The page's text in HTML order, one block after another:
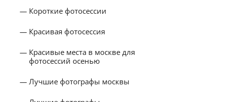
Короткие фотосессии
Красивая фотосессия
Красивые места в москве для
фотосессий осенью
Лучшие фотографы москвы